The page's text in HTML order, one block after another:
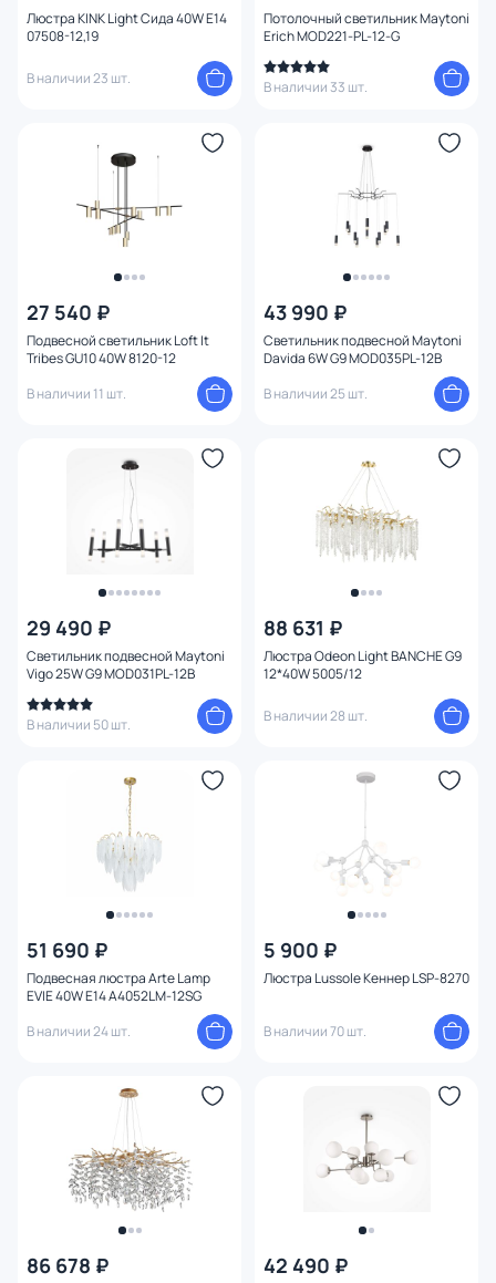
Люстра KINK Light Сида 40W E14
07508-12,19
В наличии 23 шт.
Потолочный светильник Maytoni
Erich MOD221-PL-12-G
В наличии 33 шт.
27 540 ₽
Подвесной светильник Loft It
Tribes GU10 40W 8120-12
В наличии 11 шт.
43 990 ₽
Светильник подвесной Maytoni
Davida 6W G9 MOD035PL-12B
В наличии 25 шт.
29 490 ₽
Светильник подвесной Maytoni
Vigo 25W G9 MOD031PL-12B
В наличии 50 шт.
88 631 ₽
Люстра Odeon Light BANCHE G9
12*40W 5005/12
В наличии 28 шт.
51 690 ₽
Подвесная люстра Arte Lamp
EVIE 40W E14 A4052LM-12SG
В наличии 24 шт.
5 900 ₽
Люстра Lussole Кеннер LSP-8270
В наличии 70 шт.
86 678 ₽ 42 490 ₽
Количество ламп 1
Вид лампы
Тип помещения
Назначение
Количество колец
Вид рассеивателя
Количество плафонов
Оформление
Поверхность
Способ крепления
Степень пыле-влагозащиты
Тема